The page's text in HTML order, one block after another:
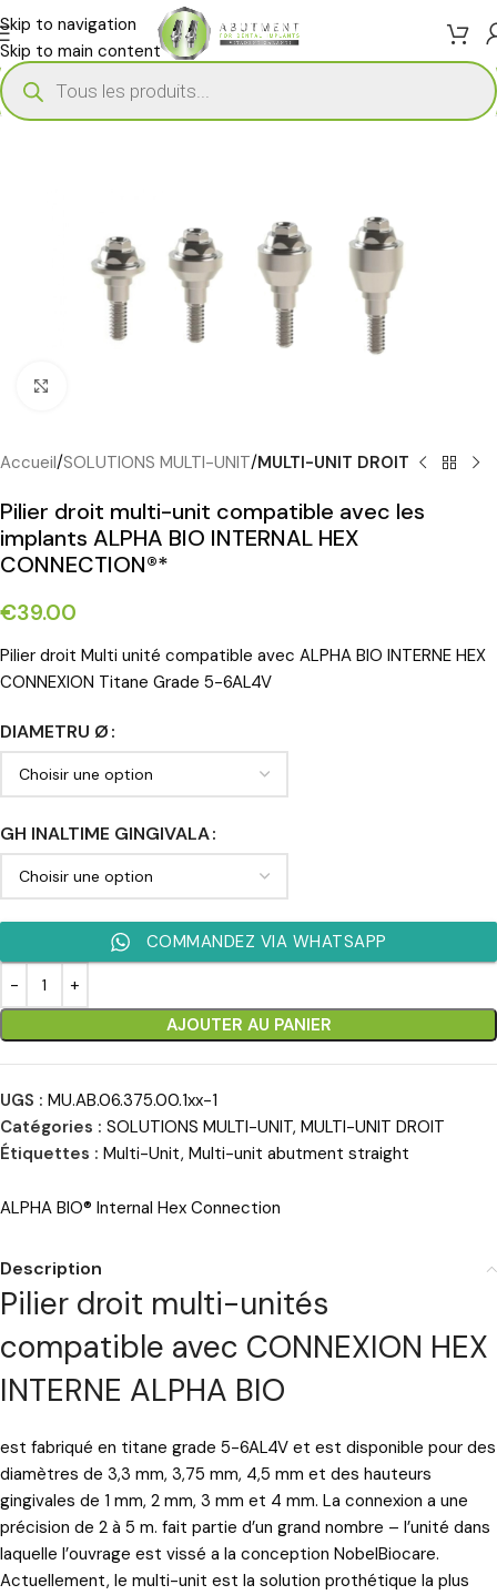
Skip to navigation
Skip to main content
Accueil SOLUTIONS MULTI-UNIT MULTI-UNIT DROIT
Pilier droit multi-unit compatible avec les
implants ALPHA BIO INTERNAL HEX
CONNECTION®*
€39.00
Pilier droit Multi unité compatible avec ALPHA BIO INTERNE HEX
CONNEXION Titane Grade 5-6AL4V
DIAMETRU Ø
GH INALTIME GINGIVALA
AJOUTER AU PANIER
COMMANDEZ VIA WHATSAPP
UGS : MU.AB.06.375.00.1xx-1
Catégories : SOLUTIONS MULTI-UNIT, MULTI-UNIT DROIT
Étiquettes : Multi-Unit, Multi-unit abutment straight
ALPHA BIO® Internal Hex Connection
Description
Pilier droit multi-unités
compatible avec CONNEXION HEX
INTERNE ALPHA BIO
est fabriqué en titane grade 5-6AL4V et est disponible pour des
diamètres de 3,3 mm, 3,75 mm, 4,5 mm et des hauteurs
gingivales de 1 mm, 2 mm, 3 mm et 4 mm. La connexion a une
précision de 2 à 5 m. fait partie d’un grand nombre – l’unité dans
laquelle l’ouvrage est vissé a la conception NobelBiocare.
Actuellement, le multi-unit est la solution prothétique la plus